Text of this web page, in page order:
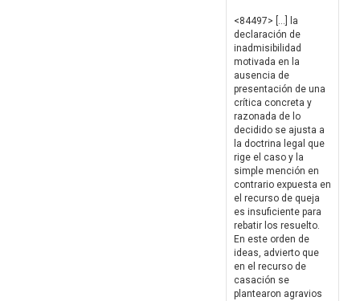
<84497> […] la
declaración de
inadmisibilidad
motivada en la
ausencia de
presentación de una
crítica concreta y
razonada de lo
decidido se ajusta a
la doctrina legal que
rige el caso y la
simple mención en
contrario expuesta en
el recurso de queja
es insuficiente para
rebatir los resuelto.
En este orden de
ideas, advierto que
en el recurso de
casación se
plantearon agravios